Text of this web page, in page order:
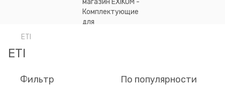
ETI
ETI
Фильтр По популярности